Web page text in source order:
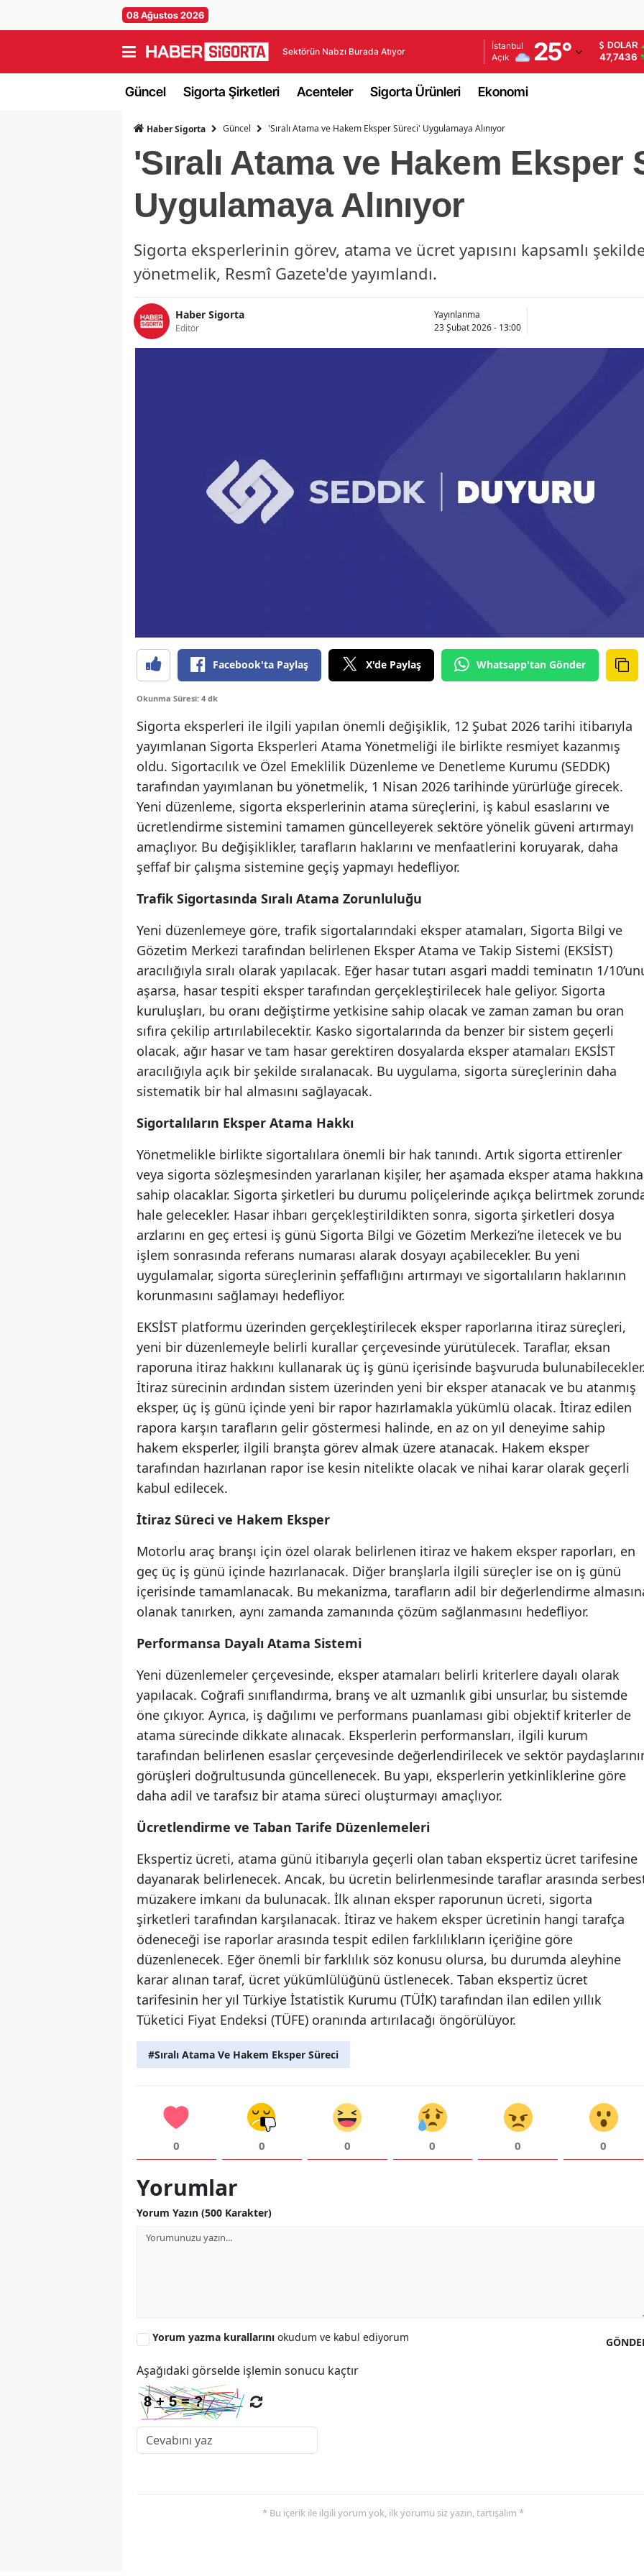
08 Ağustos 2026
Sektörün Nabzı Burada Atıyor
İstanbul
Açık
25°
Adana
Adıyaman
Afyonkarahisar
Amasya
Artvin
Balıkesir
Bilecik
Bursa
Edirne
Erzincan
Erzurum
Eskişehir
Gaziantep
Giresun
Hatay
Isparta
Mersin
İstanbul
İzmir
Kars
Kırklareli
Kırşehir
Kocaeli
Konya
Kütahya
Manisa
Kahramanmaraş
Muğla
Muş
Ordu
Rize
Sakarya
Sinop
Sivas
Tekirdağ
Tokat
Şanlıurfa
Uşak
Van
Yozgat
Zonguldak
Aksaray
Kırıkkale
Batman
Şırnak
DOLAR
47,7436
Güncel Sigorta Şirketleri Acenteler Sigorta Ürünleri Ekonomi
Haber Sigorta Güncel 'Sıralı Atama ve Hakem Eksper Süreci' Uygulamaya Alınıyor
'Sıralı Atama ve Hakem Eksper
Uygulamaya Alınıyor
Sigorta eksperlerinin görev, atama ve ücret yapısını kapsamlı
yönetmelik, Resmî Gazete'de yayımlandı.
Haber Sigorta
Editör
Yayınlanma
23 Şubat 2026 - 13:00
Facebook'ta Paylaş X'de Paylaş Whatsapp'tan Gönder
Okunma Süresi: 4 dk
Sigorta eksperleri ile ilgili yapılan önemli değişiklik, 12 Şubat 2026 tarihi itibarıyla
yayımlanan Sigorta Eksperleri Atama Yönetmeliği ile birlikte resmiyet kazanmış
oldu. Sigortacılık ve Özel Emeklilik Düzenleme ve Denetleme Kurumu (SEDDK)
tarafından yayımlanan bu yönetmelik, 1 Nisan 2026 tarihinde yürürlüğe girecek.
Yeni düzenleme, sigorta eksperlerinin atama süreçlerini, iş kabul esaslarını ve
ücretlendirme sistemini tamamen güncelleyerek sektöre yönelik güveni artırmayı
amaçlıyor. Bu değişiklikler, tarafların haklarını ve menfaatlerini koruyarak, daha
şeffaf bir çalışma sistemine geçiş yapmayı hedefliyor.
Trafik Sigortasında Sıralı Atama Zorunluluğu
Yeni düzenlemeye göre, trafik sigortalarındaki eksper atamaları, Sigorta Bilgi ve
Gözetim Merkezi tarafından belirlenen Eksper Atama ve Takip Sistemi (EKSİST)
aracılığıyla sıralı olarak yapılacak. Eğer hasar tutarı asgari maddi teminatın 1/
aşarsa, hasar tespiti eksper tarafından gerçekleştirilecek hale geliyor. Sigorta
kuruluşları, bu oranı değiştirme yetkisine sahip olacak ve zaman zaman bu oran
sıfıra çekilip artırılabilecektir. Kasko sigortalarında da benzer bir sistem geçerli
olacak, ağır hasar ve tam hasar gerektiren dosyalarda eksper atamaları EKSİST
aracılığıyla açık bir şekilde sıralanacak. Bu uygulama, sigorta süreçlerinin daha
sistematik bir hal almasını sağlayacak.
Sigortalıların Eksper Atama Hakkı
Yönetmelikle birlikte sigortalılara önemli bir hak tanındı. Artık sigorta ettirenler
veya sigorta sözleşmesinden yararlanan kişiler, her aşamada eksper atama hakkına
sahip olacaklar. Sigorta şirketleri bu durumu poliçelerinde açıkça belirtmek
hale gelecekler. Hasar ihbarı gerçekleştirildikten sonra, sigorta şirketleri dosya
arzlarını en geç ertesi iş günü Sigorta Bilgi ve Gözetim Merkezi’ne iletecek ve bu
işlem sonrasında referans numarası alarak dosyayı açabilecekler. Bu yeni
uygulamalar, sigorta süreçlerinin şeffaflığını artırmayı ve sigortalıların haklarının
korunmasını sağlamayı hedefliyor.
EKSİST platformu üzerinden gerçekleştirilecek eksper raporlarına itiraz süreçleri,
yeni bir düzenlemeyle belirli kurallar çerçevesinde yürütülecek. Taraflar, eksan
raporuna itiraz hakkını kullanarak üç iş günü içerisinde başvuruda
İtiraz sürecinin ardından sistem üzerinden yeni bir eksper atanacak ve bu atanmış
eksper, üç iş günü içinde yeni bir rapor hazırlamakla yükümlü olacak. İtiraz edilen
rapora karşın tarafların gelir göstermesi halinde, en az on yıl deneyime sahip
hakem eksperler, ilgili branşta görev almak üzere atanacak. Hakem eksper
tarafından hazırlanan rapor ise kesin nitelikte olacak ve nihai karar olarak geçerli
kabul edilecek.
İtiraz Süreci ve Hakem Eksper
Motorlu araç branşı için özel olarak belirlenen itiraz ve hakem eksper raporları, en
geç üç iş günü içinde hazırlanacak. Diğer branşlarla ilgili süreçler ise on iş günü
içerisinde tamamlanacak. Bu mekanizma, tarafların adil bir değerlendirme
olanak tanırken, aynı zamanda zamanında çözüm sağlanmasını hedefliyor.
Performansa Dayalı Atama Sistemi
Yeni düzenlemeler çerçevesinde, eksper atamaları belirli kriterlere dayalı olarak
yapılacak. Coğrafi sınıflandırma, branş ve alt uzmanlık gibi unsurlar, bu sistemde
öne çıkıyor. Ayrıca, iş dağılımı ve performans puanlaması gibi objektif kriterler de
atama sürecinde dikkate alınacak. Eksperlerin performansları, ilgili kurum
tarafından belirlenen esaslar çerçevesinde değerlendirilecek ve sektör
görüşleri doğrultusunda güncellenecek. Bu yapı, eksperlerin yetkinliklerine göre
daha adil ve tarafsız bir atama süreci oluşturmayı amaçlıyor.
Ücretlendirme ve Taban Tarife Düzenlemeleri
Ekspertiz ücreti, atama günü itibarıyla geçerli olan taban ekspertiz ücret tarifesine
dayanarak belirlenecek. Ancak, bu ücretin belirlenmesinde taraflar arasında
müzakere imkanı da bulunacak. İlk alınan eksper raporunun ücreti, sigorta
şirketleri tarafından karşılanacak. İtiraz ve hakem eksper ücretinin hangi tarafça
ödeneceği ise raporlar arasında tespit edilen farklılıkların içeriğine göre
düzenlenecek. Eğer önemli bir farklılık söz konusu olursa, bu durumda aleyhine
karar alınan taraf, ücret yükümlülüğünü üstlenecek. Taban ekspertiz ücret
tarifesinin her yıl Türkiye İstatistik Kurumu (TÜİK) tarafından ilan edilen yıllık
Tüketici Fiyat Endeksi (TÜFE) oranında artırılacağı öngörülüyor.
#Sıralı Atama Ve Hakem Eksper Süreci
0 0 0 0 0 0
Yorumlar
Yorum Yazın (500 Karakter)
Yorum yazma kurallarını okudum ve kabul ediyorum
Aşağıdaki görselde işlemin sonucu kaçtır
* Bu içerik ile ilgili yorum yok, ilk yorumu siz yazın, tartışalım *